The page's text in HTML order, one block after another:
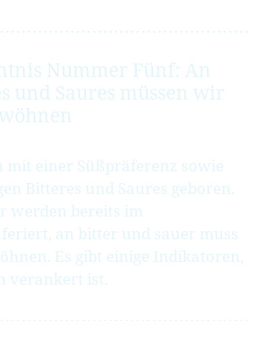
Nummer Fünf: An
und Saures müssen wir
mit einer Süßpräferenz sowie
Bitteres und Saures geboren.
werden bereits im
an bitter und sauer muss
Es gibt einige Indikatoren,
verankert ist.